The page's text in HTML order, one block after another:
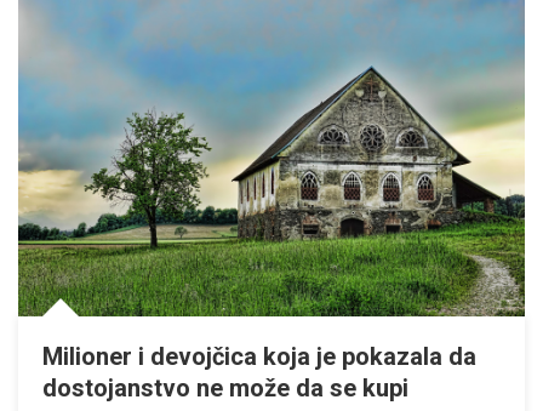
Milioner i devojčica koja je pokazala da
dostojanstvo ne može da se kupi